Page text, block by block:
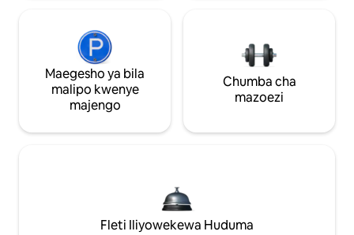
Maegesho ya bila
malipo kwenye
majengo
Chumba cha
mazoezi
Fleti Iliyowekewa Huduma